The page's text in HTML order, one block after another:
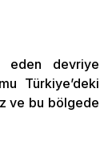
eden devriye
Türkiye’deki
ve bu bölgede